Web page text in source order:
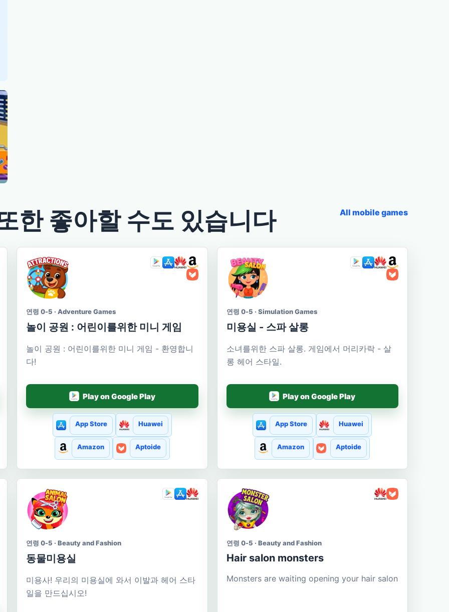
한 좋아할 수도 있습니다 All mobile games
연령 0-5 · Adventure Games
놀이 공원 : 어린이를위한 미니 게임
놀이 공원 : 어린이를위한 미니 게임 - 환영합니
다!
Play on Google Play
App Store Huawei
Amazon Aptoide
연령 0-5 · Simulation Games
미용실 - 스파 살롱
소녀를위한 스파 살롱. 게임에서 머리카락 - 살
롱 헤어 스타일.
Play on Google Play
App Store Huawei
Amazon Aptoide
연령 0-5 · Beauty and Fashion
동물미용실
미용사! 우리의 미용실에 와서 이발과 헤어 스타
일을 만드십시오!
연령 0-5 · Beauty and Fashion
Hair salon monsters
Monsters are waiting opening your hair salon